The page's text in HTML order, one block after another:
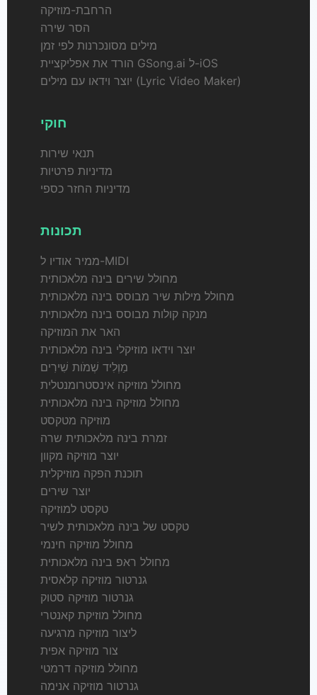
הרחבת-מוזיקה
הסר שירה
מילים מסונכרנות לפי זמן
הורד את אפליקציית GSong.ai ל-iOS
יוצר וידאו עם מילים (Lyric Video Maker)
חוקי
תנאי שירות
מדיניות פרטיות
מדיניות החזר כספי
תכונות
ממיר אודיו ל-MIDI
מחולל שירים בינה מלאכותית
מחולל מילות שיר מבוסס בינה מלאכותית
מנקה קולות מבוסס בינה מלאכותית
האר את המוזיקה
יוצר וידאו מוזיקלי בינה מלאכותית
מַוְלִיד שְׁמֹות שִׁירִים
מחולל מוזיקה אינסטרומנטלית
מחולל מוזיקה בינה מלאכותית
מוזיקה מטקסט
זמרת בינה מלאכותית שרה
יוצר מוזיקה מקוון
תוכנת הפקה מוזיקלית
יוצר שירים
טקסט למוזיקה
טקסט של בינה מלאכותית לשיר
מחולל מוזיקה חינמי
מחולל ראפ בינה מלאכותית
גנרטור מוזיקה קלאסית
גנרטור מוזיקה סטוק
מחולל מוזיקת קאנטרי
ליצור מוזיקה מרגיעה
צור מוזיקה אפית
מחולל מוזיקה דרמטי
גנרטור מוזיקה אנימה